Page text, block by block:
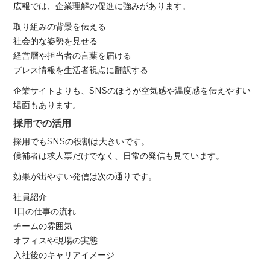
広報では、企業理解の促進に強みがあります。
取り組みの背景を伝える
社会的な姿勢を見せる
経営層や担当者の言葉を届ける
プレス情報を生活者視点に翻訳する
企業サイトよりも、SNSのほうが空気感や温度感を伝えやすい
場面もあります。
採用での活用
採用でもSNSの役割は大きいです。
候補者は求人票だけでなく、日常の発信も見ています。
効果が出やすい発信は次の通りです。
社員紹介
1日の仕事の流れ
チームの雰囲気
オフィスや現場の実態
入社後のキャリアイメージ